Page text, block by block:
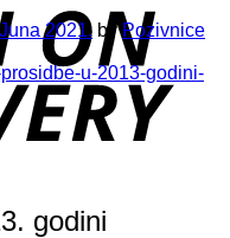
2021. byPozivnice
godini